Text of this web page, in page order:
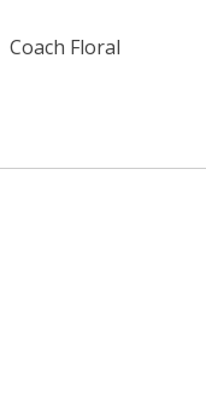
Coach Floral